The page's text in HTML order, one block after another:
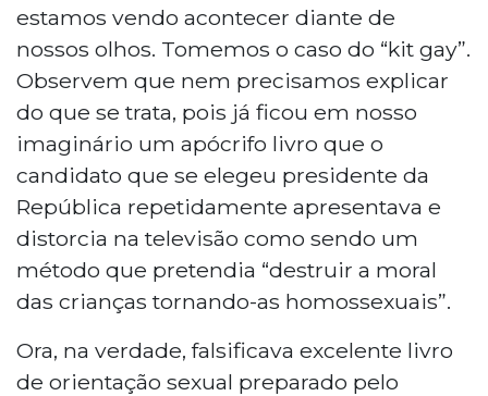
estamos vendo acontecer diante de
nossos olhos. Tomemos o caso do “kit gay”.
Observem que nem precisamos explicar
do que se trata, pois já ficou em nosso
imaginário um apócrifo livro que o
candidato que se elegeu presidente da
República repetidamente apresentava e
distorcia na televisão como sendo um
método que pretendia “destruir a moral
das crianças tornando-as homossexuais”.
Ora, na verdade, falsificava excelente livro
de orientação sexual preparado pelo